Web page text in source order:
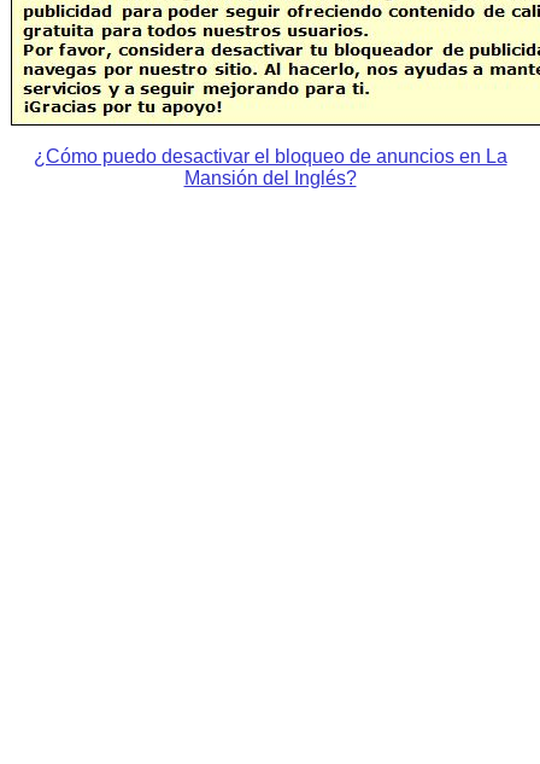
¿Cómo puedo desactivar el bloqueo de anuncios en La
Mansión del Inglés?